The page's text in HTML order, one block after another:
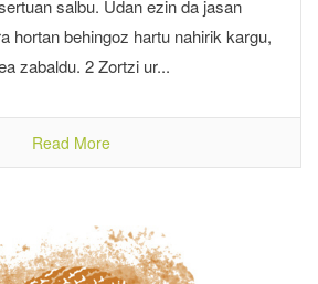
salbu. Udan ezin da jasan
hortan behingoz hartu nahirik kargu,
zabaldu. 2 Zortzi ur...
Read More